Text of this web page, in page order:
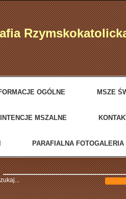
OGÓLNE MSZE
INTENCJE MSZALNE
PARAFIALNA FOTOGALERIA